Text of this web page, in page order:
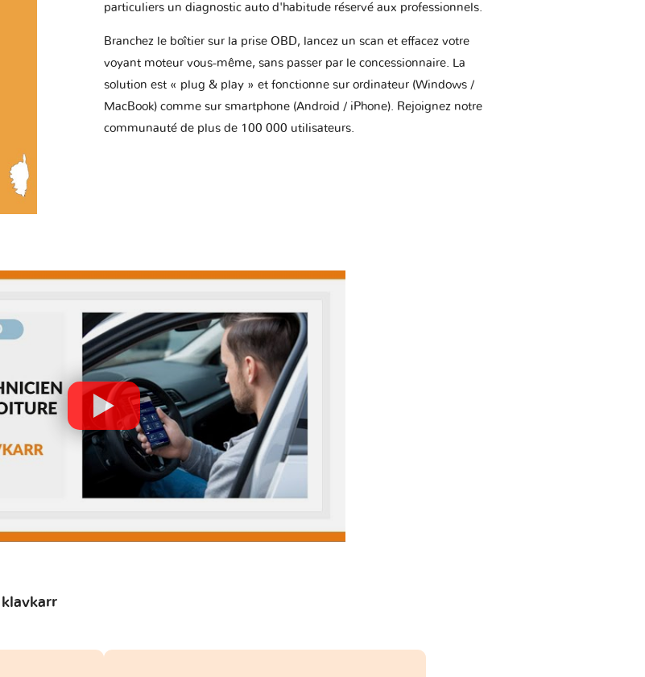
particuliers un diagnostic auto d'habitude réservé aux professionnels.
Branchez le boîtier sur la prise OBD, lancez un scan et effacez votre
voyant moteur vous-même, sans passer par le concessionnaire. La
solution est « plug & play » et fonctionne sur ordinateur (Windows /
MacBook) comme sur smartphone (Android / iPhone). Rejoignez notre
communauté de plus de 100 000 utilisateurs.